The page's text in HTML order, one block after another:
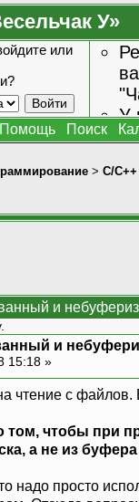
У»
или
У
Помощь Поиск
> C/C++
и
и
15:18 »
чтение с
том, чтобы при
а не из
надо просто